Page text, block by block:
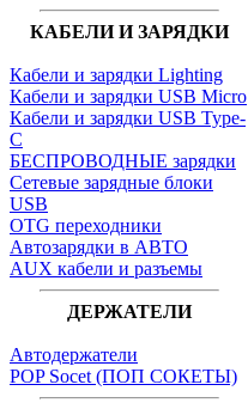
КАБЕЛИ И ЗАРЯДКИ
Кабели и зарядки Lighting
Кабели и зарядки USB Micro
Кабели и зарядки USB Type-
C
БЕСПРОВОДНЫЕ зарядки
Сетевые зарядные блоки
USB
OTG переходники
Автозарядки в АВТО
AUX кабели и разъемы
ДЕРЖАТЕЛИ
Автодержатели
POP Socet (ПОП СОКЕТЫ)